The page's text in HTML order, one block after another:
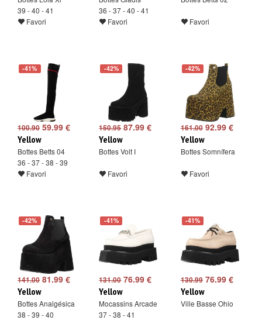
39 - 40 - 41
Favori
36 - 37 - 40 - 41
Favori
Favori
-41%
100.90 59.99 €
Yellow
Bottes Betts 04
36 - 37 - 38 - 39
Favori
-42%
150.9587.99 €
Yellow
Bottes Volt I
Favori
-42%
161.0092.99 €
Yellow
Bottes Somnífera
Favori
-42%
141.00 81.99 €
Yellow
Bottes Analgésica
38 - 39 - 40
-41%
131.0076.99 €
Yellow
Mocassins Arcade
37 - 38 - 41
-41%
130.9976.99 €
Yellow
Ville Basse Ohio